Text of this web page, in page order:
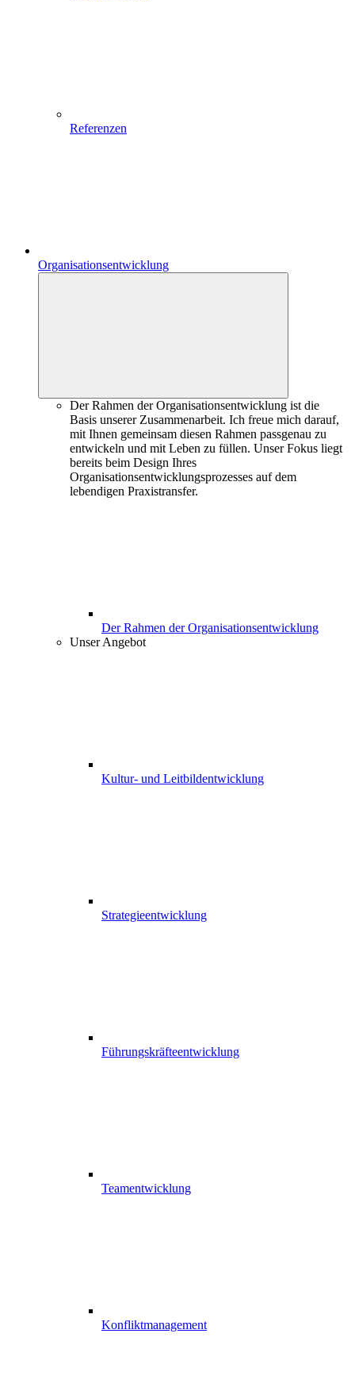
Referenzen
Organisationsentwicklung
Der Rahmen der Organisationsentwicklung ist die
Basis unserer Zusammenarbeit. Ich freue mich darauf,
mit Ihnen gemeinsam diesen Rahmen passgenau zu
entwickeln und mit Leben zu füllen. Unser Fokus liegt
bereits beim Design Ihres
Organisationsentwicklungsprozesses auf dem
lebendigen Praxistransfer.
Der Rahmen der Organisationsentwicklung
Unser Angebot
Kultur- und Leitbildentwicklung
Strategieentwicklung
Führungskräfteentwicklung
Teamentwicklung
Konfliktmanagement